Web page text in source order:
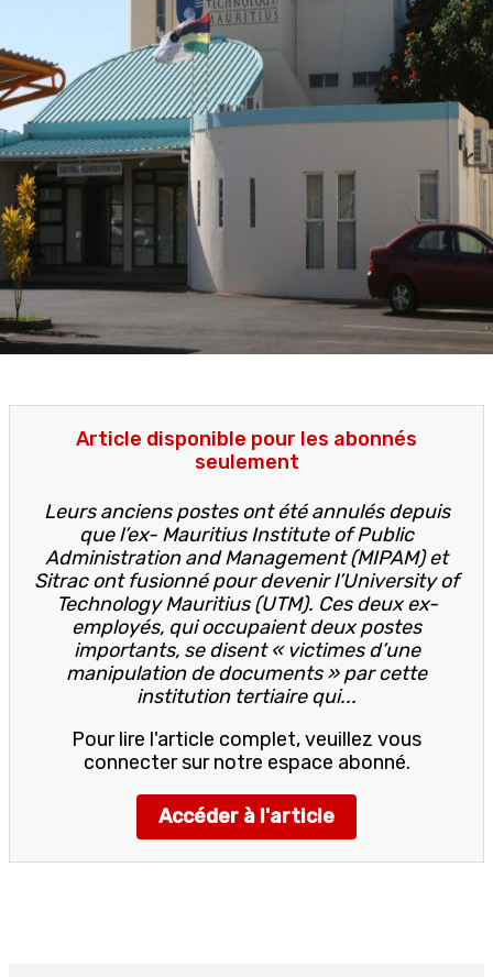
Article disponible pour les abonnés
seulement
Leurs anciens postes ont été annulés depuis
que l’ex- Mauritius Institute of Public
Administration and Management (MIPAM) et
Sitrac ont fusionné pour devenir l’University of
Technology Mauritius (UTM). Ces deux ex-
employés, qui occupaient deux postes
importants, se disent « victimes d’une
manipulation de documents » par cette
institution tertiaire qui...
Pour lire l'article complet, veuillez vous
connecter sur notre espace abonné.
Accéder à l'article